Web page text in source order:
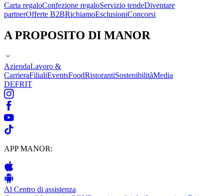
Carta regaloConfezione regaloServizio tendeDiventare
partnerOfferte B2BRichiamoEsclusioniConcorsi
A PROPOSITO DI MANOR
AziendaLavoro &
CarrieraFilialiEventsFoodRistorantiSostenibilitàMedia
DEFRIT
APP MANOR:
Al Centro di assistenza